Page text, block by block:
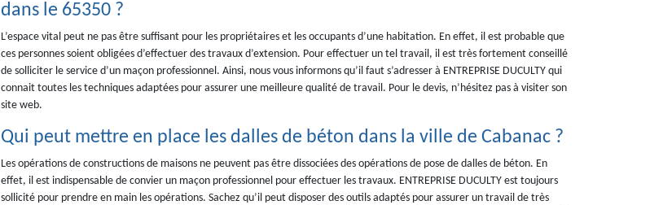
dans le 65350 ?
L’espace vital peut ne pas être suffisant pour les propriétaires et les occupants d’une habitation. En effet, il est probable que
ces personnes soient obligées d’effectuer des travaux d’extension. Pour effectuer un tel travail, il est très fortement conseillé
de solliciter le service d’un maçon professionnel. Ainsi, nous vous informons qu’il faut s’adresser à ENTREPRISE DUCULTY qui
connait toutes les techniques adaptées pour assurer une meilleure qualité de travail. Pour le devis, n’hésitez pas à visiter son
site web.
Qui peut mettre en place les dalles de béton dans la ville de Cabanac ?
Les opérations de constructions de maisons ne peuvent pas être dissociées des opérations de pose de dalles de béton. En
effet, il est indispensable de convier un maçon professionnel pour effectuer les travaux. ENTREPRISE DUCULTY est toujours
sollicité pour prendre en main les opérations. Sachez qu’il peut disposer des outils adaptés pour assurer un travail de très